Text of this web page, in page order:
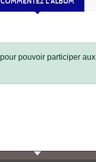
pour pouvoir participer aux